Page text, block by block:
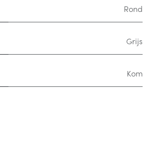
Rond
Grijs
Kom